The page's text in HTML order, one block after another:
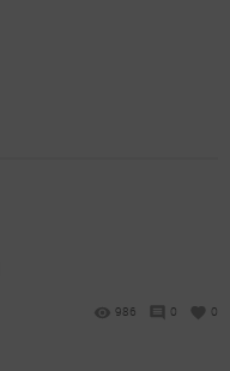
986 0 0